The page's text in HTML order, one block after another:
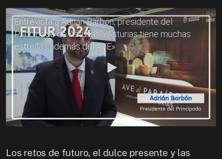
Entrevista a Adrián Barbón, presidente del
Principado de Asturias: «Asturias tiene muchas
estrellas además del AVE»
Los retos de futuro, el dulce presente y las